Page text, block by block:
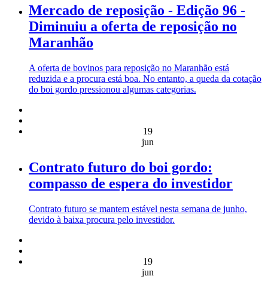
Mercado de reposição - Edição 96 -
Diminuiu a oferta de reposição no
Maranhão
A oferta de bovinos para reposição no Maranhão está
reduzida e a procura está boa. No entanto, a queda da cotação
do boi gordo pressionou algumas categorias.
19
jun
Contrato futuro do boi gordo:
compasso de espera do investidor
Contrato futuro se mantem estável nesta semana de junho,
devido à baixa procura pelo investidor.
19
jun